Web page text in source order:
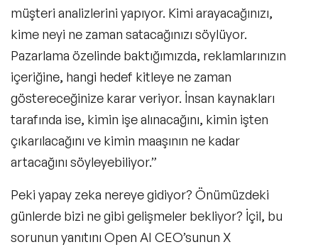
müşteri analizlerini yapıyor. Kimi arayacağınızı,
kime neyi ne zaman satacağınızı söylüyor.
Pazarlama özelinde baktığımızda, reklamlarınızın
içeriğine, hangi hedef kitleye ne zaman
göstereceğinize karar veriyor. İnsan kaynakları
tarafında ise, kimin işe alınacağını, kimin işten
çıkarılacağını ve kimin maaşının ne kadar
artacağını söyleyebiliyor.”
Peki yapay zeka nereye gidiyor? Önümüzdeki
günlerde bizi ne gibi gelişmeler bekliyor? İçil, bu
sorunun yanıtını Open AI CEO’sunun X